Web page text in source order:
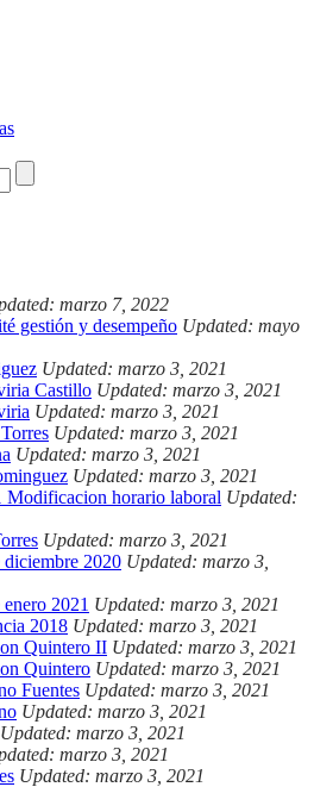
marzo 7, 2022
gestión y desempeño Updated: mayo
Updated: marzo 3, 2021
Castillo Updated: marzo 3, 2021
Updated: marzo 3, 2021
Updated: marzo 3, 2021
Updated: marzo 3, 2021
Updated: marzo 3, 2021
Modificacion horario laboral Updated:
Updated: marzo 3, 2021
2020 Updated: marzo 3,
2021 Updated: marzo 3, 2021
2018 Updated: marzo 3, 2021
Quintero II Updated: marzo 3, 2021
Quintero Updated: marzo 3, 2021
Fuentes Updated: marzo 3, 2021
Updated: marzo 3, 2021
Updated: marzo 3, 2021
marzo 3, 2021
Updated: marzo 3, 2021